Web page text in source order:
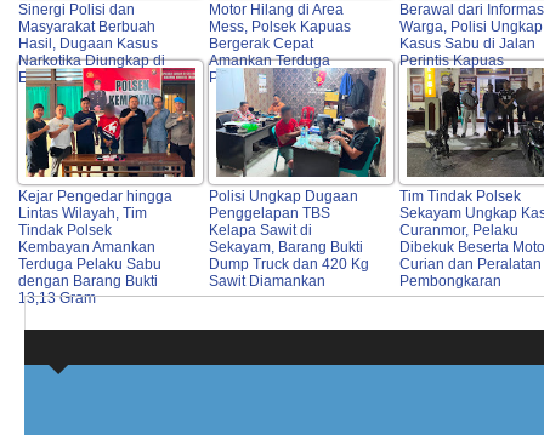
Sinergi Polisi dan
Masyarakat Berbuah
Hasil, Dugaan Kasus
Narkotika Diungkap di
Entikong
Motor Hilang di Area
Mess, Polsek Kapuas
Bergerak Cepat
Amankan Terduga
Pelaku
Berawal dari
Warga, Polisi Ungkap
Kasus Sabu di Jalan
Perintis Kapuas
Kejar Pengedar hingga
Lintas Wilayah, Tim
Tindak Polsek
Kembayan Amankan
Terduga Pelaku Sabu
dengan Barang Bukti
13,13 Gram
Polisi Ungkap Dugaan
Penggelapan TBS
Kelapa Sawit di
Sekayam, Barang Bukti
Dump Truck dan 420 Kg
Sawit Diamankan
Tim Tindak Polsek
Sekayam Ungkap
Curanmor, Pelaku
Dibekuk Beserta
Curian dan Peralatan
Pembongkaran